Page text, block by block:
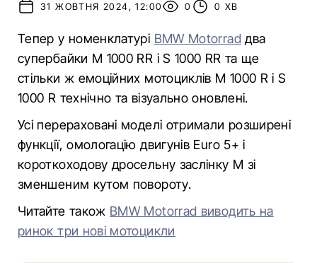
31 ЖОВТНЯ 2024, 12:00
0 0 ХВ
Тепер у номенклатурі BMW Motorrad два
супербайки M 1000 RR і S 1000 RR та ще
стільки ж емоційних мотоциклів M 1000 R і S
1000 R технічно та візуально оновлені.
Усі перераховані моделі отримали розширені
функції, омологацію двигунів Euro 5+ і
короткоходову дросельну заслінку M зі
зменшеним кутом повороту.
Читайте також BMW Motorrad виводить на
ринок три нові мотоцикли